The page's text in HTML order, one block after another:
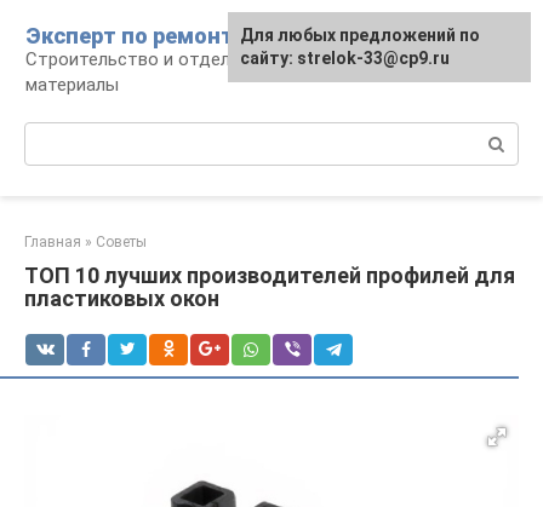
контенту
Эксперт по ремонту
Строительство и отделка: работы и
материалы
Главная » Советы
ТОП 10 лучших производителей профилей для
пластиковых окон
Для любых предложений по
сайту: strelok-33@cp9.ru
Для любых предложений по
сайту: strelok-33@cp9.ru